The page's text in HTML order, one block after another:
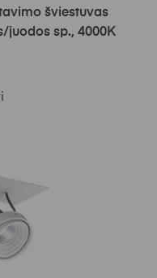
šviestuvas
juodos sp., 4000K